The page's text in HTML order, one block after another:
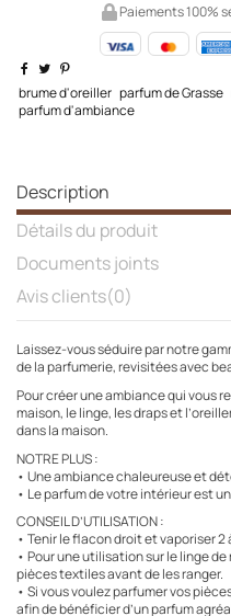
Paiements 100%
brume d'oreiller parfum de Grasse
parfum d'ambiance
Description
Détails du produit
Documents joints
Avis clients(0)
Laissez-vous séduire par notre
de la parfumerie, revisitées avec
Pour créer une ambiance qui vous
maison, le linge, les draps et
dans la maison.
NOTRE PLUS :
• Une ambiance chaleureuse et
• Le parfum de votre intérieur est
CONSEIL D’UTILISATION :
• Tenir le flacon droit et vaporiser 2
• Pour une utilisation sur le linge
pièces textiles avant de les ranger.
• Si vous voulez parfumer vos
afin de bénéficier d’un parfum